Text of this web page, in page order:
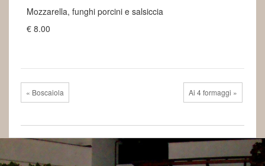
Mozzarella, funghi porcini e salsiccia
€ 8.00
« Boscaiola Ai 4 formaggi »